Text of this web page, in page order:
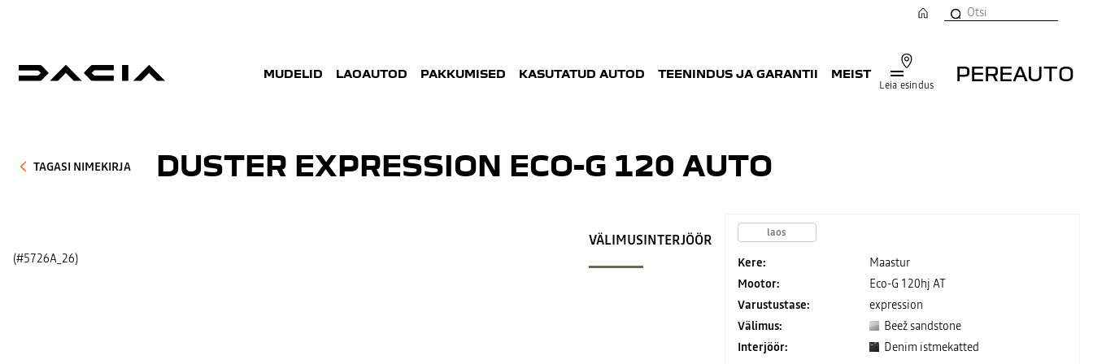
Leia esindus
PEREAUTO
MUDELID LAOAUTOD PAKKUMISED KASUTATUD AUTOD TEENINDUS JA GARANTII MEIST
TAGASI NIMEKIRJA DUSTER EXPRESSION ECO-G 120 AUTO
(#5726A_26)
VÄLIMUSINTERJÖÖR laos
Kere:
Maastur
Mootor:
Eco-G 120hj AT
Varustustase:
expression
Välimus:
Beež sandstone
Interjöör:
Denim istmekatted